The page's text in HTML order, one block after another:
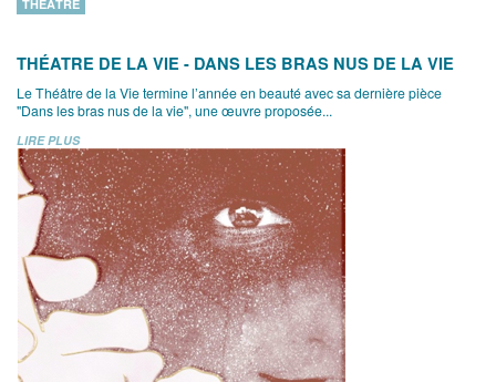
THÉÂTRE
THÉATRE DE LA VIE - DANS LES BRAS NUS DE LA VIE
Le Théâtre de la Vie termine l’année en beauté avec sa dernière pièce
"Dans les bras nus de la vie", une œuvre proposée...
LIRE PLUS